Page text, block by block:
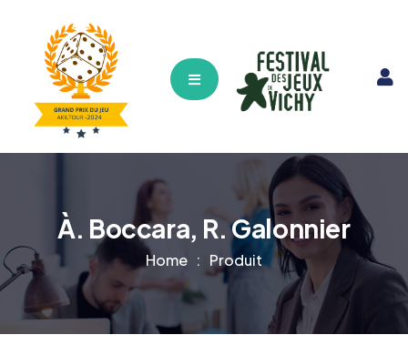
Hamburger Toggle Menu
À. Boccara, R. Galonnier
Home Produit